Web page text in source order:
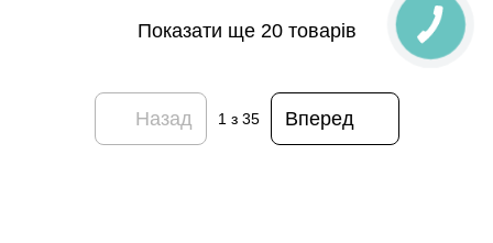
Показати ще 20 товарів
Назад 1з 35 Вперед